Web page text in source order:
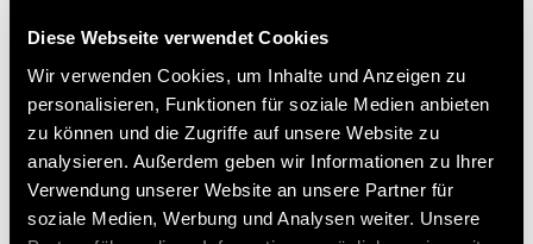
Diese Webseite verwendet Cookies
Wir verwenden Cookies, um Inhalte und Anzeigen zu
personalisieren, Funktionen für soziale Medien anbieten
zu können und die Zugriffe auf unsere Website zu
analysieren. Außerdem geben wir Informationen zu Ihrer
Verwendung unserer Website an unsere Partner für
soziale Medien, Werbung und Analysen weiter. Unsere
Voraus
- Für Fragen zur Stornierung oder Änderung einer
Buchung verweisen wir Sie auf die Allgemeinen
Geschäftsbedingungen von Nendaz Tourisme, die sich
auf https://shop.nendaz.ch finden